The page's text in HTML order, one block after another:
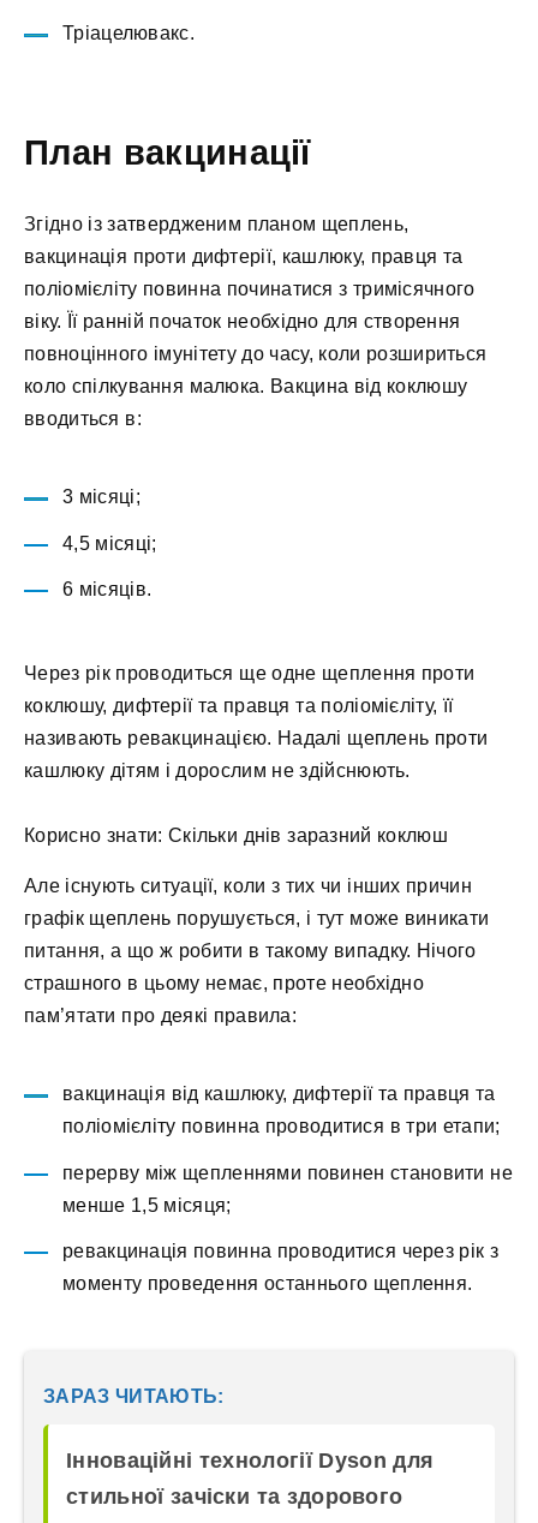
Тріацелювакс.
План вакцинації
Згідно із затвердженим планом щеплень,
вакцинація проти дифтерії, кашлюку, правця та
поліомієліту повинна починатися з тримісячного
віку. Її ранній початок необхідно для створення
повноцінного імунітету до часу, коли розшириться
коло спілкування малюка. Вакцина від коклюшу
вводиться в:
3 місяці;
4,5 місяці;
6 місяців.
Через рік проводиться ще одне щеплення проти
коклюшу, дифтерії та правця та поліомієліту, її
називають ревакцинацією. Надалі щеплень проти
кашлюку дітям і дорослим не здійснюють.
Корисно знати: Скільки днів заразний коклюш
Але існують ситуації, коли з тих чи інших причин
графік щеплень порушується, і тут може виникати
питання, а що ж робити в такому випадку. Нічого
страшного в цьому немає, проте необхідно
пам’ятати про деякі правила:
вакцинація від кашлюку, дифтерії та правця та
поліомієліту повинна проводитися в три етапи;
перерву між щепленнями повинен становити не
менше 1,5 місяця;
ревакцинація повинна проводитися через рік з
моменту проведення останнього щеплення.
ЗАРАЗ ЧИТАЮТЬ:
Інноваційні технології Dyson для
стильної зачіски та здорового